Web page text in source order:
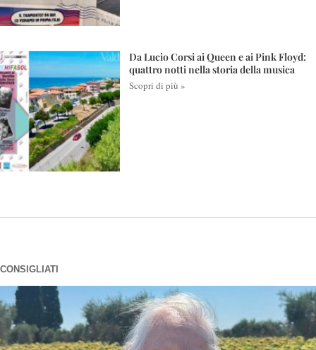
Da Lucio Corsi ai Queen e ai Pink Floyd:
quattro notti nella storia della musica
Scopri di più »
CONSIGLIATI